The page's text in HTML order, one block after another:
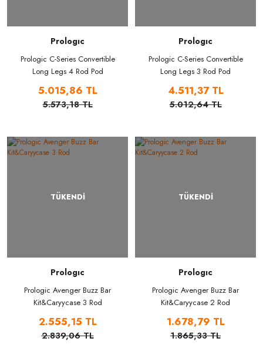
Prologıc
Prologic C-Series Convertible
Long Legs 4 Rod Pod
5.015,86 TL
5.573,18 TL
Prologıc
Prologic C-Series Convertible
Long Legs 3 Rod Pod
4.511,37 TL
5.012,64 TL
TÜKENDİ
Prologıc
Prologic Avenger Buzz Bar
Kit&Caryycase 3 Rod
2.555,15 TL
2.839,06 TL
TÜKENDİ
Prologıc
Prologic Avenger Buzz Bar
Kit&Caryycase 2 Rod
1.678,79 TL
1.865,33 TL